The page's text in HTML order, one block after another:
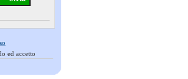
ed accetto